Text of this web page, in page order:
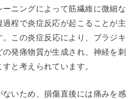
ニングによって筋繊維に微細な
程で炎症反応が起こることが主
この炎症反応により、ブラジキ
発痛物質が生成され、神経を刺
と考えられています。
いため、損傷直後には痛みを感